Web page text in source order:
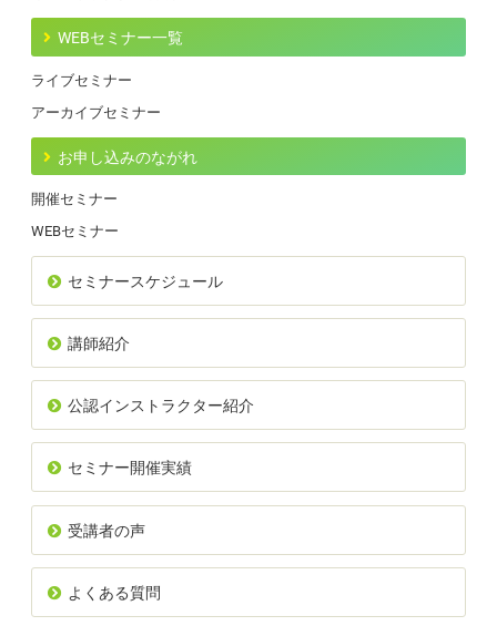
WEBセミナー一覧
ライブセミナー
アーカイブセミナー
お申し込みのながれ
開催セミナー
WEBセミナー
セミナースケジュール
講師紹介
公認インストラクター紹介
セミナー開催実績
受講者の声
よくある質問